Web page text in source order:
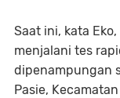
Saat ini, kata
menjalani tes
dipenampungan
Pasie,